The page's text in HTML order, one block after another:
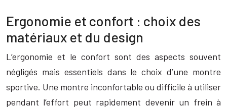
Ergonomie et confort : choix des
matériaux et du design
L’ergonomie et le confort sont des aspects souvent
négligés mais essentiels dans le choix d’une montre
sportive. Une montre inconfortable ou difficile à utiliser
pendant l’effort peut rapidement devenir un frein à